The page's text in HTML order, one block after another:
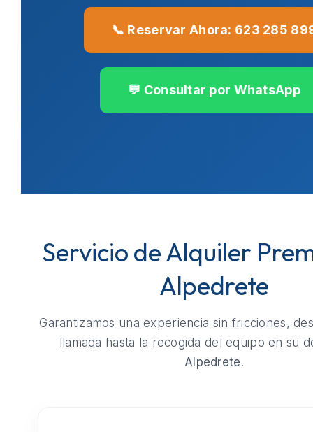
📞 Reservar Ahora: 623 285
💬 Consultar por WhatsApp
Servicio de Alquiler
Alpedrete
Garantizamos una experiencia sin fricciones,
llamada hasta la recogida del equipo en su
Alpedrete.